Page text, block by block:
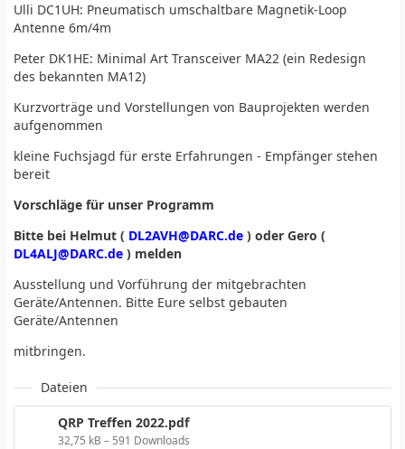
Ulli DC1UH: Pneumatisch umschaltbare Magnetik-Loop
Antenne 6m/4m
Peter DK1HE: Minimal Art Transceiver MA22 (ein Redesign
des bekannten MA12)
Kurzvorträge und Vorstellungen von Bauprojekten werden
aufgenommen
kleine Fuchsjagd für erste Erfahrungen - Empfänger stehen
bereit
Vorschläge für unser Programm
Bitte bei Helmut ( DL2AVH@DARC.de ) oder Gero (
DL4ALJ@DARC.de ) melden
Ausstellung und Vorführung der mitgebrachten
Geräte/Antennen. Bitte Eure selbst gebauten
Geräte/Antennen
mitbringen.
Dateien
QRP Treffen 2022.pdf
32,75 kB – 591 Downloads